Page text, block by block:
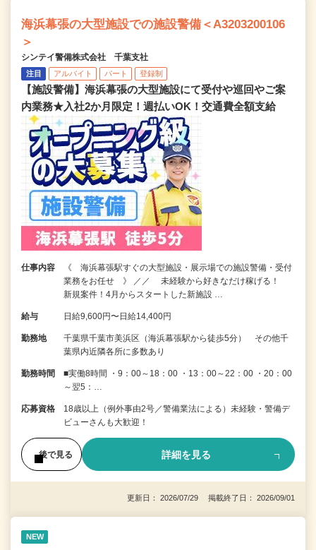
海浜幕張の大型施設での施設警備＜A3203200106
＞
シンテイ警備株式会社 千葉支社
注目 アルバイト パート 登録制
【施設警備】海浜幕張の大型施設にて受付や巡回やご案
内業務★入社2か月限定！週払いOK！交通費全額支給
仕事内容
《 海浜幕張駅すぐの大型施設・展示場での施設警備・受付
業務をお任せ 》 ／／ 未経験から好きなだけ稼げる！
新規案件！4月からスタートした新施設 …
給与 日給9,600円〜日給14,400円
勤務地
千葉県千葉市美浜区（海浜幕張駅から徒歩5分） その他千
葉県内近隣各所に多数あり
勤務時間
■実働8時間 ・9：00～18：00 ・13：00～22：00 ・20：00
～翌5：…
応募資格
18歳以上（例外事由2号／警備業法による）未経験・警備デ
ビューさんも大歓迎！
後で見る 詳細を見る
更新日： 2026/07/29 掲載終了日： 2026/09/01
NEW